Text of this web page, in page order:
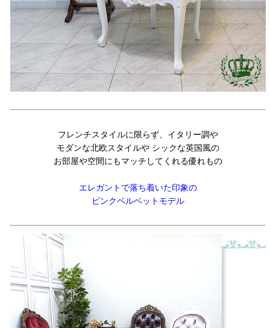
フレンチスタイルに限らず、イタリー調や
モダンな北欧スタイルや シックな英国風の
お部屋や空間にもマッチしてくれる優れもの
エレガントで落ち着いた印象の
ピンクベルベットモデル